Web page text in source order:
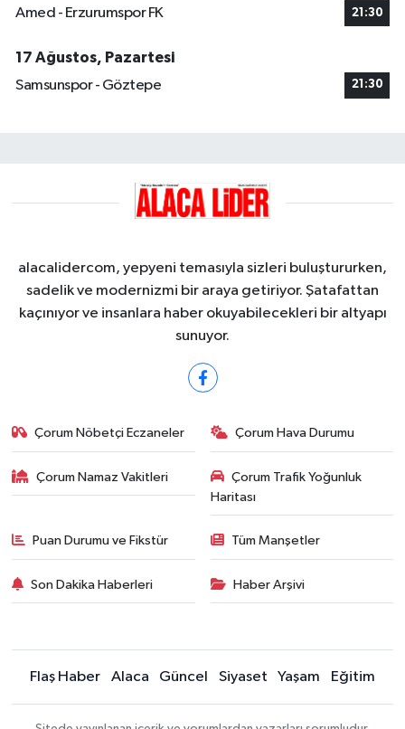
Amed - Erzurumspor FK 21:30
17 Ağustos, Pazartesi
Samsunspor - Göztepe
21:30
alacalidercom, yepyeni temasıyla sizleri buluştururken,
sadelik ve modernizmi bir araya getiriyor. Şatafattan
kaçınıyor ve insanlara haber okuyabilecekleri bir altyapı
sunuyor.
Çorum Nöbetçi Eczaneler Çorum Hava Durumu
Çorum Namaz Vakitleri
Çorum Trafik Yoğunluk
Haritası
Puan Durumu ve Fikstür Tüm Manşetler
Son Dakika Haberleri Haber Arşivi
Flaş Haber Alaca Güncel Siyaset Yaşam Eğitim